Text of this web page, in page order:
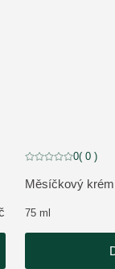
0 zákazníky
ZOBRAZIT
Měsíčkový
Aktuální 0( 0 )
75 ml